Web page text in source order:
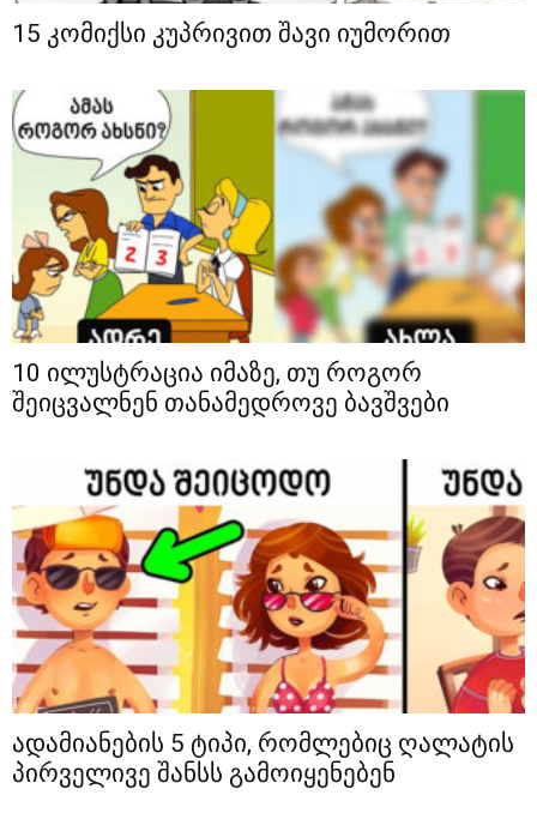
15 კომიქსი კუპრივით შავი იუმორით
10 ილუსტრაცია იმაზე, თუ როგორ
შეიცვალნენ თანამედროვე ბავშვები
ადამიანების 5 ტიპი, რომლებიც ღალატის
პირველივე შანსს გამოიყენებენ